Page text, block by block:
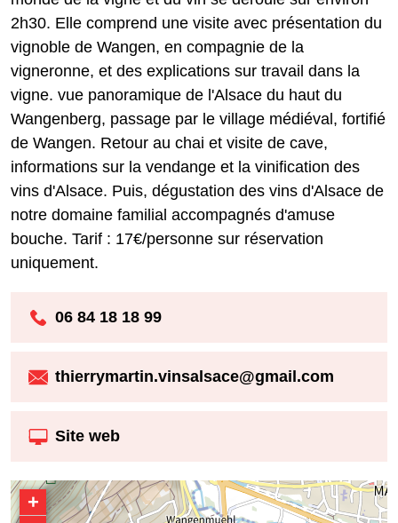
2h30. Elle comprend une visite avec présentation du
vignoble de Wangen, en compagnie de la
vigneronne, et des explications sur travail dans la
vigne. vue panoramique de l'Alsace du haut du
Wangenberg, passage par le village médiéval, fortifié
de Wangen. Retour au chai et visite de cave,
informations sur la vendange et la vinification des
vins d'Alsace. Puis, dégustation des vins d'Alsace de
notre domaine familial accompagnés d'amuse
bouche. Tarif : 17€/personne sur réservation
uniquement.
06 84 18 18 99
thierrymartin.vinsalsace@gmail.com
Site web
+